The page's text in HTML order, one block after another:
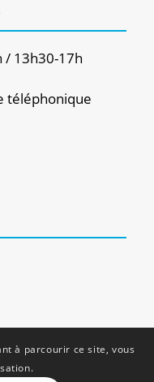
/ 13h30-17h
téléphonique
à parcourir ce site, vous